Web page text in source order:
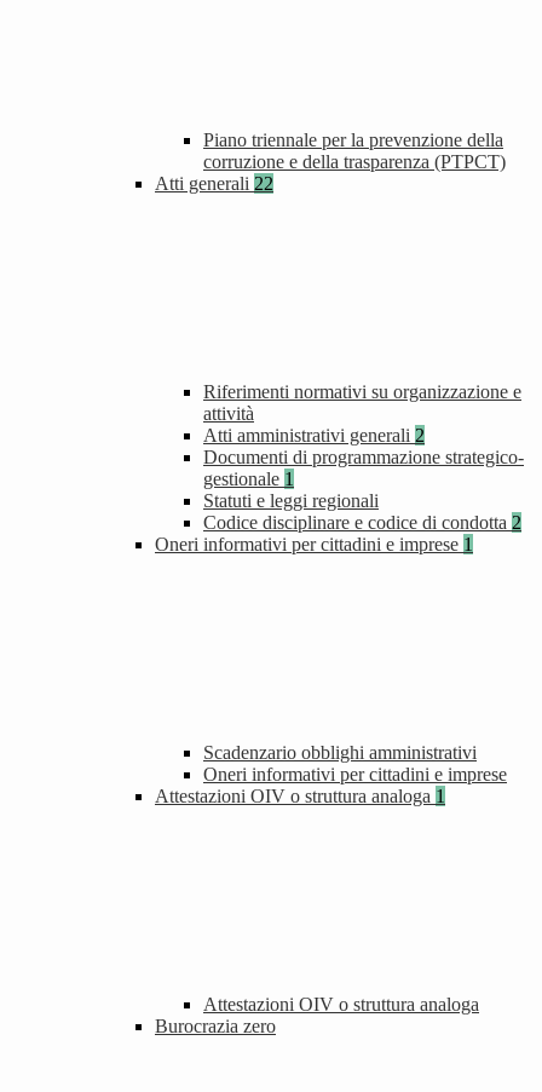
Piano triennale per la prevenzione della
corruzione e della trasparenza (PTPCT)
Atti generali 22
Riferimenti normativi su organizzazione e
attività
Atti amministrativi generali 2
Documenti di programmazione strategico-
gestionale 1
Statuti e leggi regionali
Codice disciplinare e codice di condotta 2
Oneri informativi per cittadini e imprese 1
Scadenzario obblighi amministrativi
Oneri informativi per cittadini e imprese
Attestazioni OIV o struttura analoga 1
Attestazioni OIV o struttura analoga
Burocrazia zero